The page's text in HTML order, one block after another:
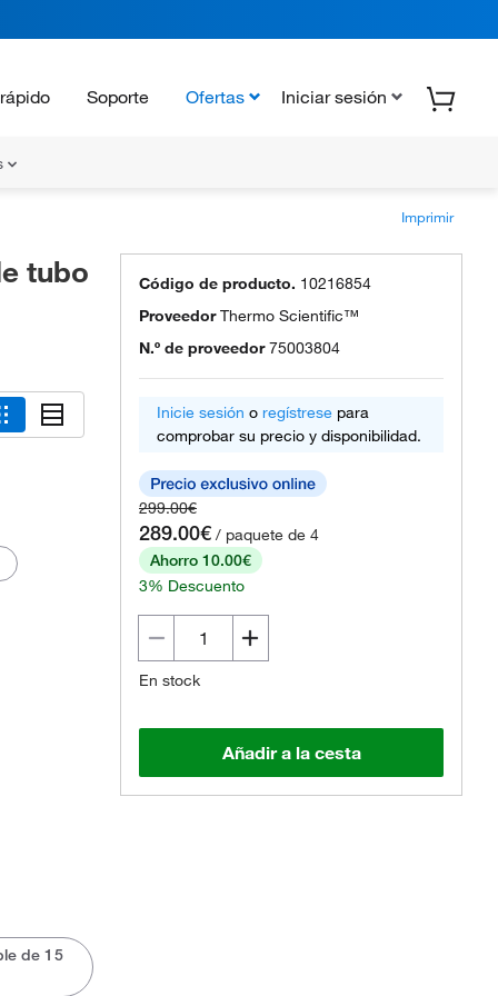
Soporte Ofertas Iniciar sesión
Imprimir
View 360 Image
tubo
de 15
Código de producto. 10216854
ProveedorThermo Scientific™
N.º de proveedor 75003804
Inicie sesión o regístrese para
comprobar su precio y disponibilidad.
299.00€
289.00€ / paquete de 4
Ahorro 10.00€
3% Descuento
En stock
Añadir a la cesta